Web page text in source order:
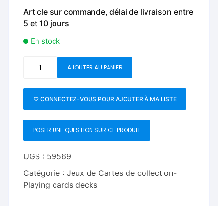
Article sur commande, délai de livraison entre
5 et 10 jours
En stock
Presents
Bicycle
Karnival
Fatal
Playing
Cards
AJOUTER AU PANIER
♡ CONNECTEZ-VOUS POUR AJOUTER À MA LISTE
POSER UNE QUESTION SUR CE PRODUIT
UGS : 59569
Catégorie :Jeux de Cartes de collection-
Playing cards decks